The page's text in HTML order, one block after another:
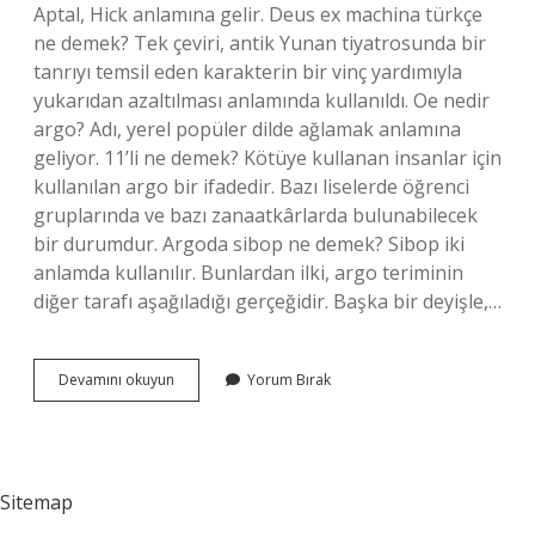
Aptal, Hick anlamına gelir. Deus ex machina türkçe
ne demek? Tek çeviri, antik Yunan tiyatrosunda bir
tanrıyı temsil eden karakterin bir vinç yardımıyla
yukarıdan azaltılması anlamında kullanıldı. Oe nedir
argo? Adı, yerel popüler dilde ağlamak anlamına
geliyor. 11’li ne demek? Kötüye kullanan insanlar için
kullanılan argo bir ifadedir. Bazı liselerde öğrenci
gruplarında ve bazı zanaatkârlarda bulunabilecek
bir durumdur. Argoda sibop ne demek? Sibop iki
anlamda kullanılır. Bunlardan ilki, argo teriminin
diğer tarafı aşağıladığı gerçeğidir. Başka bir deyişle,…
Devamını okuyun
Argo
Yorum Bırak
Sitemap